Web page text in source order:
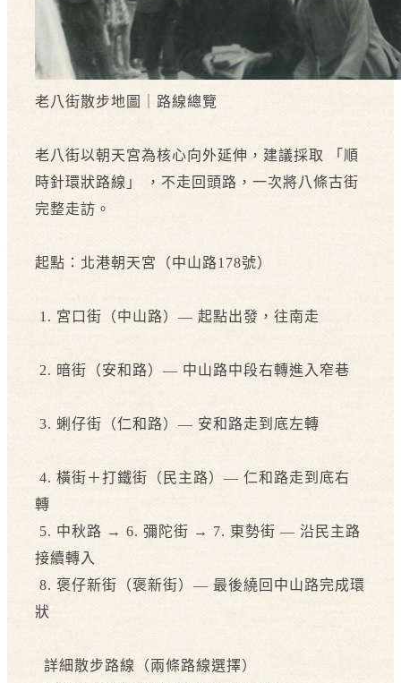
老八街散步地圖｜路線總覽
老八街以朝天宮為核心向外延伸，建議採取 「順
時針環狀路線」 ，不走回頭路，一次將八條古街
完整走訪。
起點：北港朝天宮（中山路178號）
1. 宮口街（中山路）— 起點出發，往南走
2. 暗街（安和路）— 中山路中段右轉進入窄巷
3. 蜊仔街（仁和路）— 安和路走到底左轉
4. 橫街＋打鐵街（民主路）— 仁和路走到底右
轉
5. 中秋路 → 6. 彌陀街 → 7. 東勢街 — 沿民主路
接續轉入
8. 褒仔新街（褒新街）— 最後繞回中山路完成環
狀
詳細散步路線（兩條路線選擇）